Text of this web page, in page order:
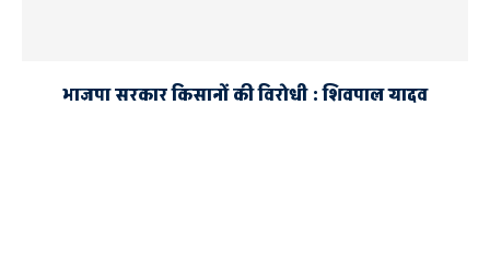
भाजपा सरकार किसानों की विरोधी : शिवपाल यादव